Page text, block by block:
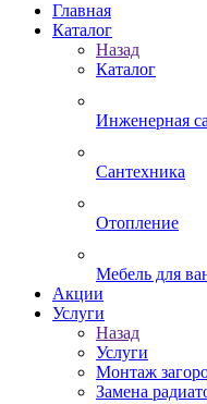
Главная
Каталог
Назад
Каталог
Инженерная
Сантехника
Отопление
Мебель для
Акции
Услуги
Назад
Услуги
Монтаж
Замена